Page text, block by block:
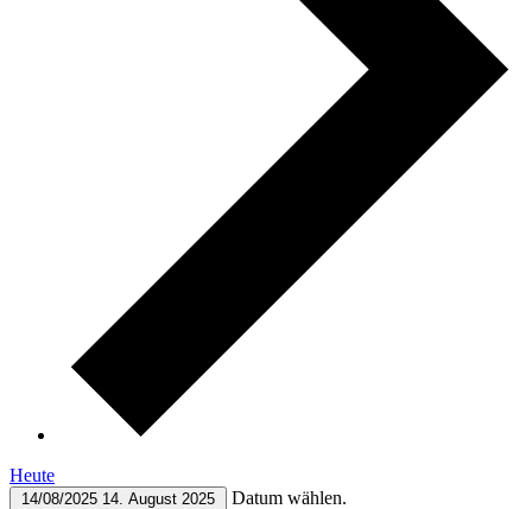
Heute
14/08/2025 14. August 2025 Datum wählen.